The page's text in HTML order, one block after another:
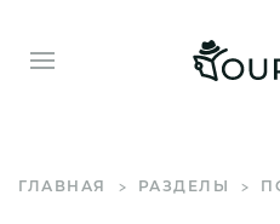
ГЛАВНАЯ РАЗДЕЛЫ